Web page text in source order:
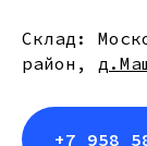
Склад:
район,
+7 958